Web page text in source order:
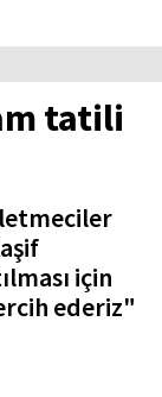
tatili
için
ederiz"